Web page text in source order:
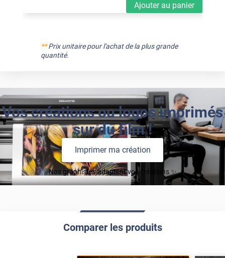
Ajouter au panier
**Prix unitaire pour l'achat de la plus grande
quantité.
Vos créations ou logos imprimés
sur du film !
Imprimer ma création
Nos graphistes adaptent vos créations ✨
Comparer les produits